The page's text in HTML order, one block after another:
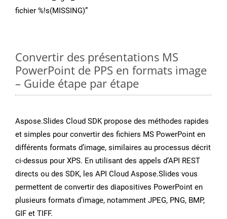
fichier %!s(MISSING)”
Convertir des présentations MS
PowerPoint de PPS en formats image
– Guide étape par étape
Aspose.Slides Cloud SDK propose des méthodes rapides
et simples pour convertir des fichiers MS PowerPoint en
différents formats d’image, similaires au processus décrit
ci-dessus pour XPS. En utilisant des appels d’API REST
directs ou des SDK, les API Cloud Aspose.Slides vous
permettent de convertir des diapositives PowerPoint en
plusieurs formats d’image, notamment JPEG, PNG, BMP,
GIF et TIFF.